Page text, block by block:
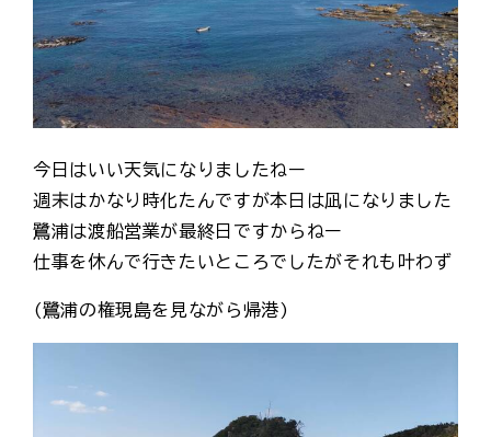
今日はいい天気になりましたねー
週末はかなり時化たんですが本日は凪になりました
鷺浦は渡船営業が最終日ですからねー
仕事を休んで行きたいところでしたがそれも叶わず
(鷺浦の権現島を見ながら帰港)